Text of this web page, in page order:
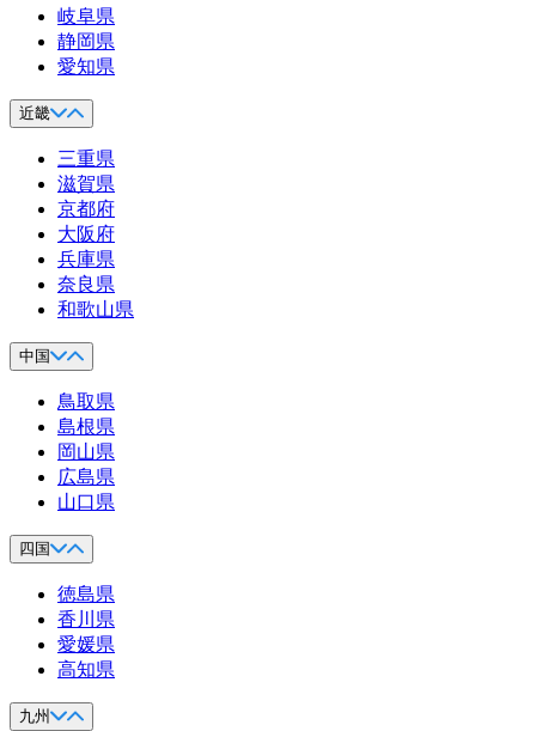
岐阜県
静岡県
愛知県
近畿
三重県
滋賀県
京都府
大阪府
兵庫県
奈良県
和歌山県
中国
鳥取県
島根県
岡山県
広島県
山口県
四国
徳島県
香川県
愛媛県
高知県
九州